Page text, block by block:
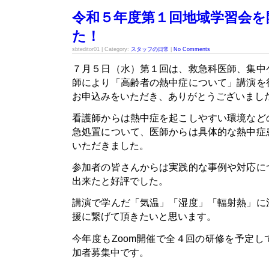
令和５年度第１回地域学習会
た！
sbteditor01 | Category: スタッフの日常 No Comments
７月５日（水）第１回は、救急科医師、集
師により「高齢者の熱中症について」講演
お申込みをいただき、ありがとうございまし
看護師からは熱中症を起こしやすい環境な
急処置について、医師からは具体的な熱中
いただきました。
参加者の皆さんからは実践的な事例や対応
出来たと好評でした。
講演で学んだ「気温」「湿度」「輻射熱」
援に繋げて頂きたいと思います。
今年度もZoom開催で全４回の研修を予定し
加者募集中です。